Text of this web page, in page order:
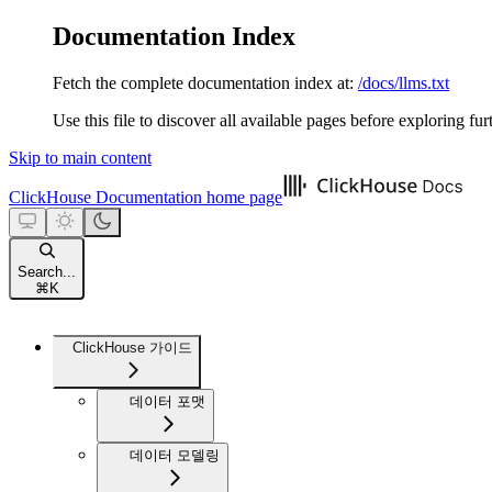
Documentation Index
Fetch the complete documentation index at: /docs/llms.txt
Use this file to discover all available pages before exploring
Skip to main content
ClickHouse Documentation home page
Search...
⌘ K
ClickHouse 가이드
데이터 포맷
데이터 모델링